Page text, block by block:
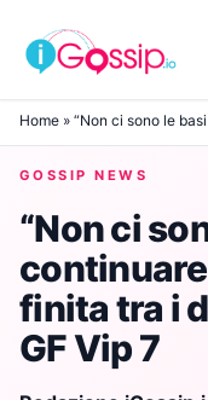
Skip to content
Home » “Non ci sono le
GOSSIP NEWS
“Non ci
continuare
finita tra i
GF Vip 7